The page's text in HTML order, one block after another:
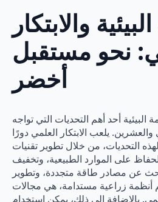
والابتكار
نحو مستقبل
أخضر
البيئية أحد أهم التحديات التي تواجه
يلعب الابتكار العلمي دورًا
التحديات، من خلال تطوير تقنيات
على الموارد الطبيعية، وتخفيف
عن مصادر طاقة متجددة، وتطوير
أنظمة زراعية مستدامة، هي مجالات
بالإضافة إلى ذلك، يمكن استخدام